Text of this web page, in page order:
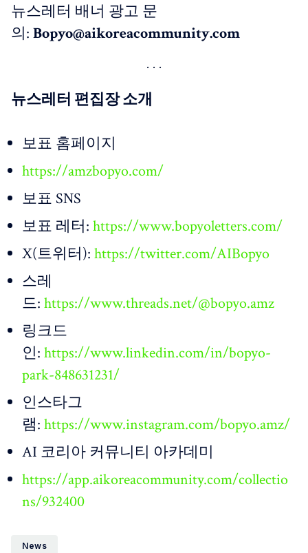
뉴스레터 배너 광고 문
의: Bopyo@aikoreacommunity.com
뉴스레터 편집장 소개
보표 홈페이지
https://amzbopyo.com/
보표 SNS
보표 레터: https://www.bopyoletters.com/
X(트위터): https://twitter.com/AIBopyo
스레
드: https://www.threads.net/@bopyo.amz
링크드
인: https://www.linkedin.com/in/bopyo-
park-848631231/
인스타그
램: https://www.instagram.com/bopyo.amz/
AI 코리아 커뮤니티 아카데미
https://app.aikoreacommunity.com/collectio
ns/932400
News